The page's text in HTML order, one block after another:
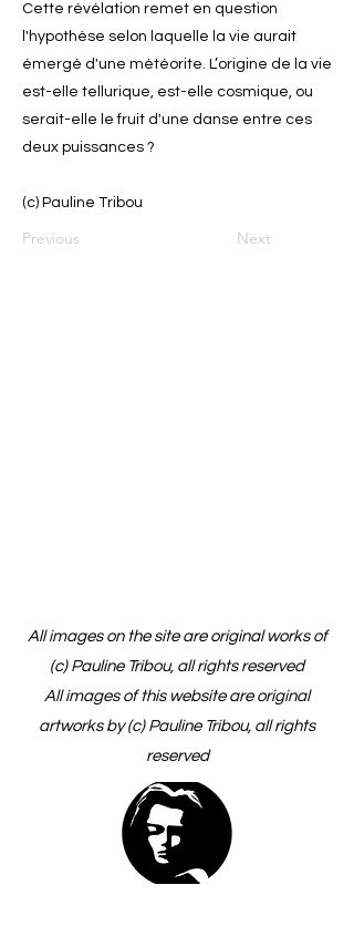
Cette révélation remet en question
l'hypothèse selon laquelle la vie aurait
émergé d'une météorite. L’origine de la vie
est-elle tellurique, est-elle cosmique, ou
serait-elle le fruit d'une danse entre ces
deux puissances ?
(c) Pauline Tribou
Previous Next
All images on the site are original works of
(c) Pauline Tribou, all rights reserved
All images of this website are original
artworks by (c) Pauline Tribou, all rights
reserved